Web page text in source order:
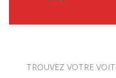
TROUVEZ VOTRE